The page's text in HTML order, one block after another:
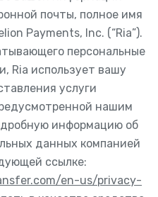
почты, полное имя
Payments, Inc. (“Ria”).
персональные
Ria использует вашу
услуги
нашим
информацию об
данных компанией
ссылке:
en-us/privacy-